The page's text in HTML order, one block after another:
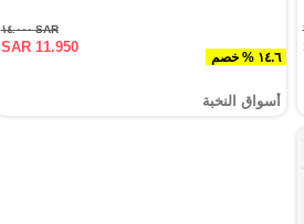
١٤.٦ % خصم
SAR ١٤.٠٠٠
SAR 11.950
أسواق النخبة